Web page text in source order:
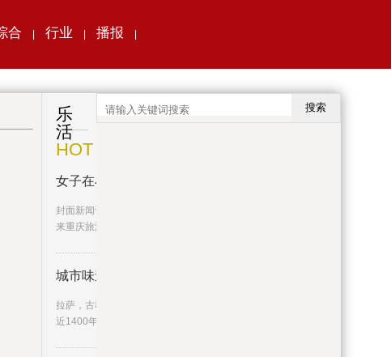
合 行业 播报
搜索
乐
活
HOT
女子在小区电梯里分娩并把婴儿丢
封面新闻记者李茂佳近日，网传一名外地女子
来重庆旅游时，在某小区的电
城市味道 | 原来拉萨
拉萨，古称“逻些”，布达拉宫、大昭寺是它走过
近1400年历史的见证。拉